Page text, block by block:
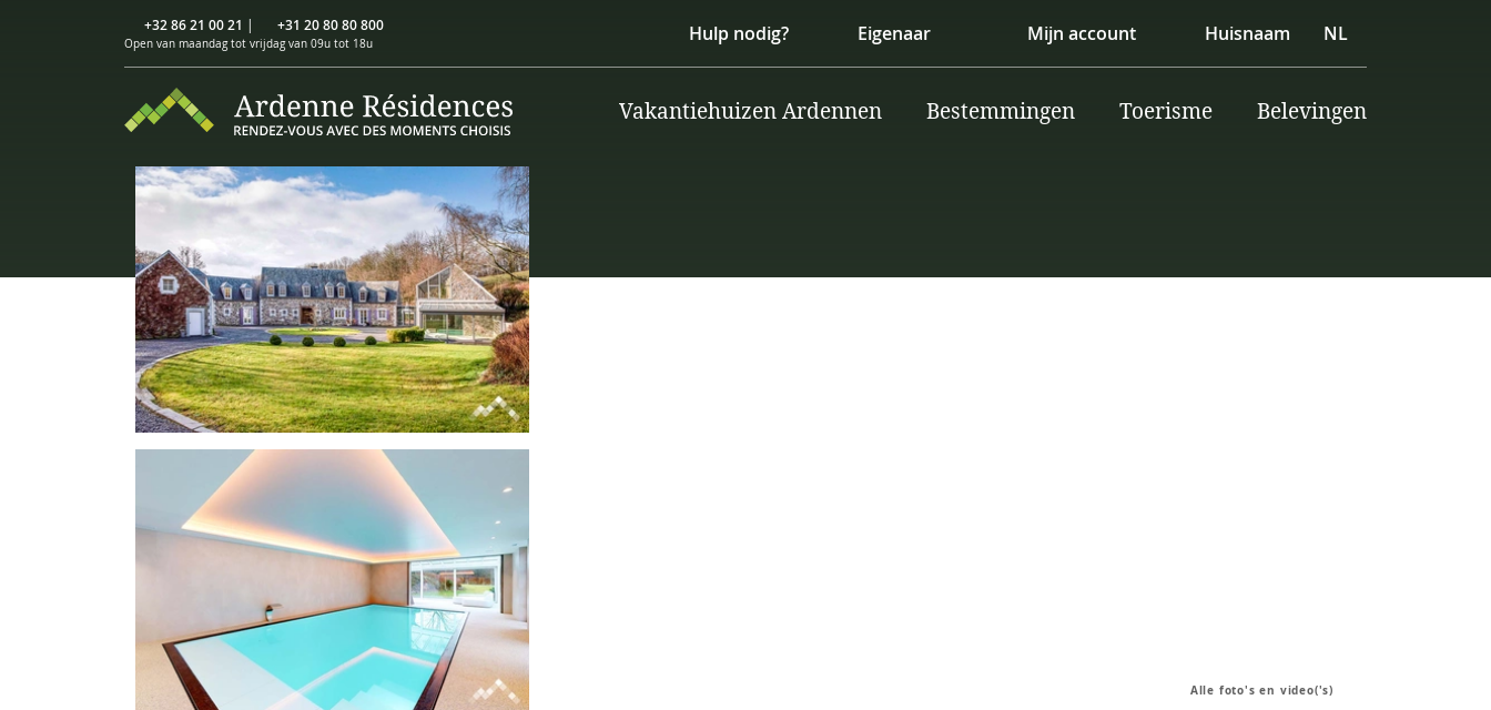
+32 86 21 00 21 | +31 20 80 80 800
Open van maandag tot vrijdag van 09u tot 18u Hulp nodig? Eigenaar Mijn account Huisnaam NL
Vakantiehuizen Ardennen Bestemmingen Toerisme Belevingen
Alle foto's en video('s)